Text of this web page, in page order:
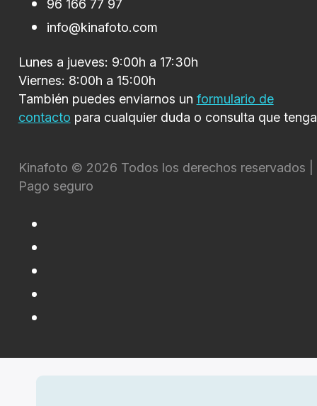
96 166 77 97
info@kinafoto.com
Lunes a jueves: 9:00h a 17:30h
Viernes: 8:00h a 15:00h
También puedes enviarnos un formulario de
contacto para cualquier duda o consulta que
Kinafoto © 2026 Todos los derechos reservados |
Pago seguro